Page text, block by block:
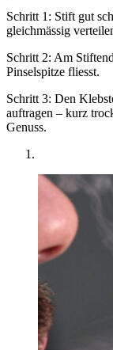
Schritt 1: Stift gut
gleichmässig
Schritt 2: Am
Pinselspitze fliesst.
Schritt 3: Den
auftragen – kurz
Genuss.